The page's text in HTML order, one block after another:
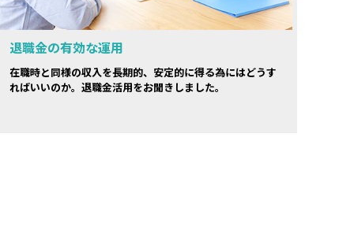
退職金の有効な運用
在職時と同様の収入を長期的、安定的に得る為にはどうす
ればいいのか。退職金活用をお聞きしました。